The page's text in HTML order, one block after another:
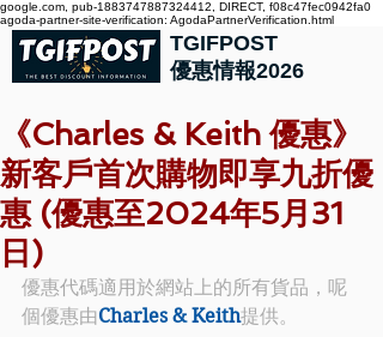
google.com, pub-1883747887324412, DIRECT, f08c47fec0942fa0
agoda-partner-site-verification: AgodaPartnerVerification.html
TGIFPOST
優惠情報2026
《Charles & Keith 優惠》
新客戶首次購物即享九折優
惠 (優惠至2024年5月31
日)
優惠代碼適用於網站上的所有貨品，呢
個優惠由Charles & Keith提供。